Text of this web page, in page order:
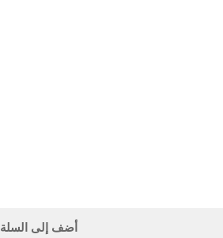
أضف إلى السلة